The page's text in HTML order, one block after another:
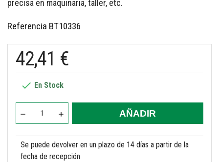
precisa en maquinaria, taller, etc.
Referencia BT10336
42,41 €
 En Stock
AÑADIR
Se puede devolver en un plazo de 14 días a partir de la
fecha de recepción